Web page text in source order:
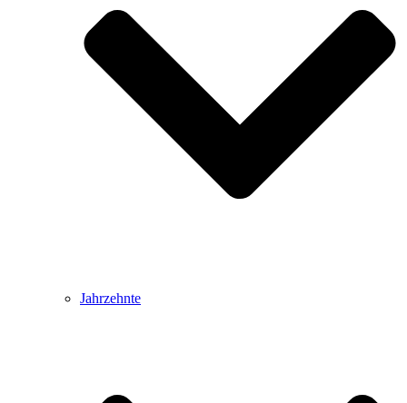
Jahrzehnte